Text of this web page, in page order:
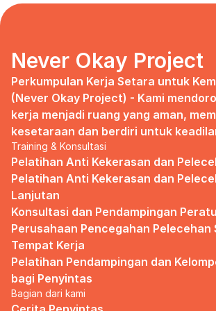
marketing strategy, I uphold
that position. I believe I had
give, I like designing, and Social
kinda my forte, so I did work on
Until one day I’ve had enough:
I came to work finding out that
outsourced a social media
conveniently consists of ALL
Don’t get me wrong, I want the
the company, but they didn’t
up on me that they’re trying to
marketing problem (that I was
of).
I will never forget the laughs
shared in the meeting room,
Never Okay Project
Perkumpulan Kerja Setara untuk
(Never Okay Project) - Kami
kerja menjadi ruang yang aman,
kesetaraan dan berdiri untuk
Training & Konsultasi
Pelatihan Anti Kekerasan dan
Pelatihan Anti Kekerasan dan
Lanjutan
Konsultasi dan Pendampingan
Perusahaan Pencegahan Pelecehan
Tempat Kerja
Pelatihan Pendampingan dan
bagi Penyintas
Bagian dari kami